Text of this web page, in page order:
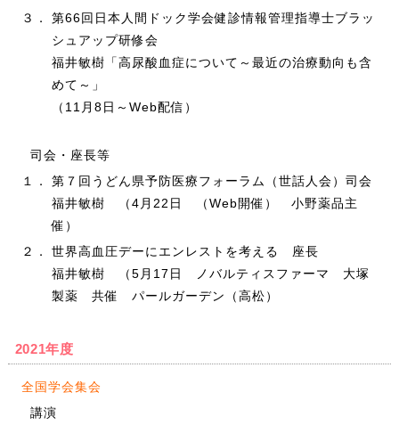
３．
第66回日本人間ドック学会健診情報管理指導士ブラッ
シュアップ研修会
福井敏樹「高尿酸血症について～最近の治療動向も含
めて～」
（11月8日～Web配信）
司会・座長等
１．
第７回うどん県予防医療フォーラム（世話人会）司会
福井敏樹 （4月22日 （Web開催） 小野薬品主
催）
２．
世界高血圧デーにエンレストを考える 座長
福井敏樹 （5月17日 ノバルティスファーマ 大塚
製薬 共催 パールガーデン（高松）
2021年度
全国学会集会
講演